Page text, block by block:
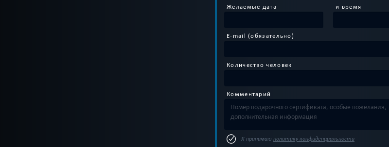
Желаемые дата и время
E-mail (обязательно)
Количество человек
Комментарий
Я принимаю политику конфиденциальности